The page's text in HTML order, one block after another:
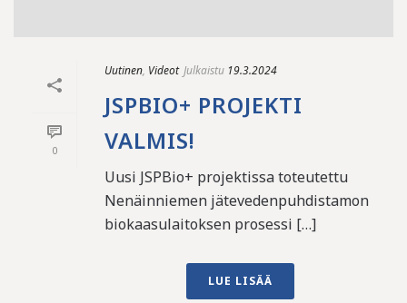
0
Uutinen, Videot Julkaistu 19.3.2024
JSPBIO+ PROJEKTI
VALMIS!
Uusi JSPBio+ projektissa toteutettu
Nenäinniemen jätevedenpuhdistamon
biokaasulaitoksen prosessi […]
LUE LISÄÄ